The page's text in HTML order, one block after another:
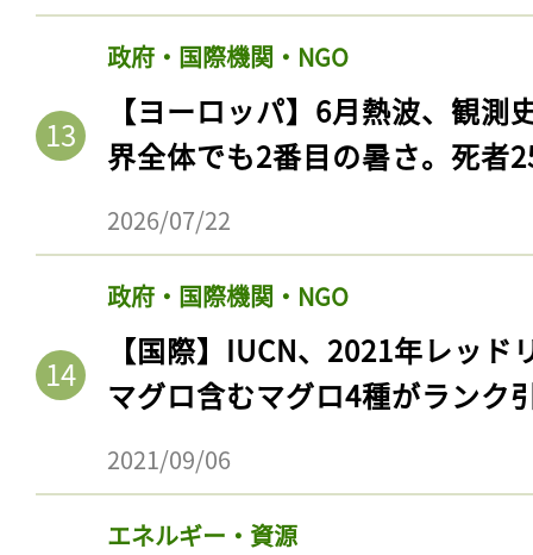
政府・国際機関・NGO
【ヨーロッパ】6月熱波、観
界全体でも2番目の暑さ。死者
2026/07/22
政府・国際機関・NGO
【国際】IUCN、2021年レッ
マグロ含むマグロ4種がランク
2021/09/06
エネルギー・資源